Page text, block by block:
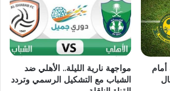
أمام
مواجهة نارية الليلة.. الأهلي ضد
الشباب مع التشكيل الرسمي وتردد